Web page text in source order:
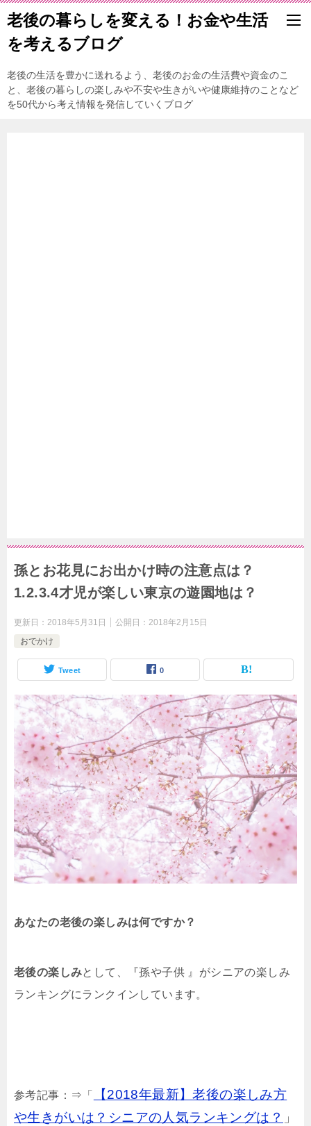
老後の暮らしを変える！お金や生活
を考えるブログ
老後の生活を豊かに送れるよう、老後のお金の生活費や資金のこ
と、老後の暮らしの楽しみや不安や生きがいや健康維持のことなど
を50代から考え情報を発信していくブログ
孫とお花見にお出かけ時の注意点は？
1.2.3.4才児が楽しい東京の遊園地は？
更新日： 2018年5月31日 公開日： 2018年2月15日
おでかけ
Tweet 0
あなたの老後の楽しみは何ですか？
老後の楽しみとして、『孫や子供 』がシニアの楽しみ
ランキングにランクインしています。
参考記事：⇒「
【2018年最新】老後の楽しみ方
や生きがいは？シニアの人気ランキングは？ 」